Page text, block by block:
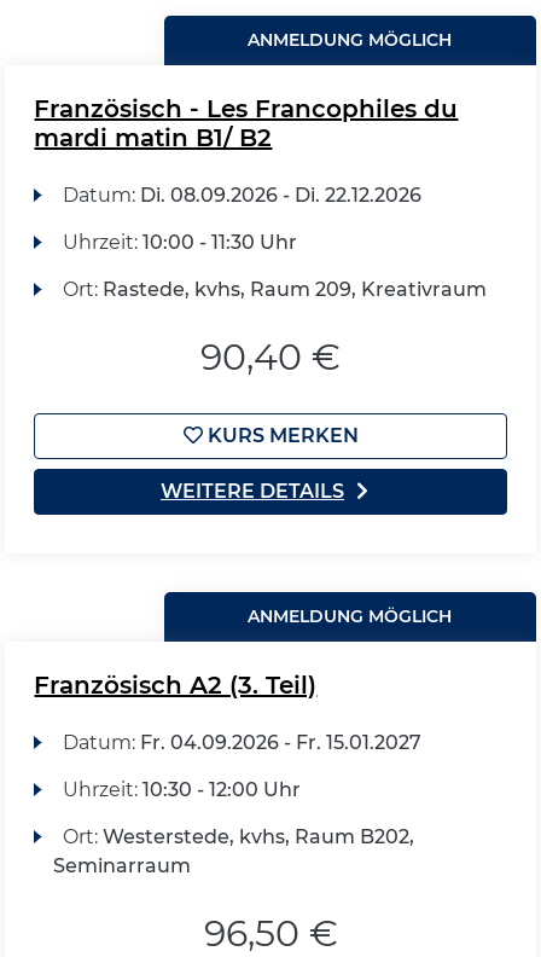
ANMELDUNG MÖGLICH
Französisch - Les Francophiles du
mardi matin B1/ B2
Datum: Di. 08.09.2026 - Di. 22.12.2026
Uhrzeit: 10:00 - 11:30 Uhr
Ort: Rastede, kvhs, Raum 209, Kreativraum
90,40 €
KURS MERKEN
WEITERE DETAILS
ANMELDUNG MÖGLICH
Französisch A2 (3. Teil)
Datum: Fr. 04.09.2026 - Fr. 15.01.2027
Uhrzeit: 10:30 - 12:00 Uhr
Ort: Westerstede, kvhs, Raum B202,
Seminarraum
96,50 €